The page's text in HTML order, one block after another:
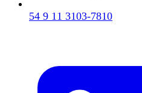
54 9 11 3103-7810